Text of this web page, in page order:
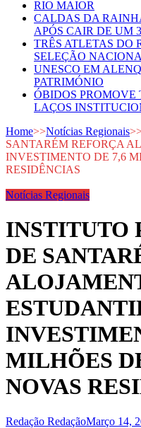
RIO MAIOR
CALDAS DA
APÓS CAIR DE UM
TRÊS ATLETAS DO
SELEÇÃO
UNESCO EM
PATRIMÓNIO
ÓBIDOS PROMOVE
LAÇOS
Home>>Notícias Regionais
SANTARÉM REFORÇA
INVESTIMENTO DE 7,6
RESIDÊNCIAS
Notícias Regionais
INSTITUTO
DE
MILHÕES
NOVAS
Redação RedaçãoMarço 14,